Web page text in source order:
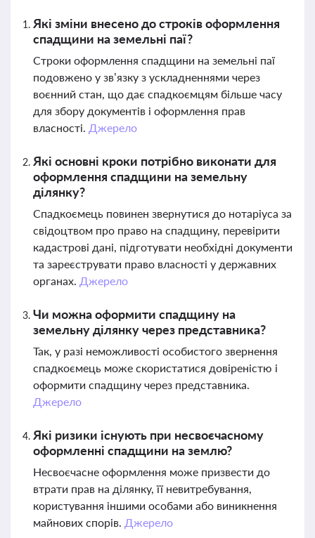
Які зміни внесено до строків оформлення
спадщини на земельні паї?
Строки оформлення спадщини на земельні паї
подовжено у зв’язку з ускладненнями через
воєнний стан, що дає спадкоємцям більше часу
для збору документів і оформлення прав
власності. Джерело
Які основні кроки потрібно виконати для
оформлення спадщини на земельну
ділянку?
Спадкоємець повинен звернутися до нотаріуса за
свідоцтвом про право на спадщину, перевірити
кадастрові дані, підготувати необхідні документи
та зареєструвати право власності у державних
органах. Джерело
Чи можна оформити спадщину на
земельну ділянку через представника?
Так, у разі неможливості особистого звернення
спадкоємець може скористатися довіреністю і
оформити спадщину через представника.
Джерело
Які ризики існують при несвоєчасному
оформленні спадщини на землю?
Несвоєчасне оформлення може призвести до
втрати прав на ділянку, її невитребування,
користування іншими особами або виникнення
майнових спорів. Джерело